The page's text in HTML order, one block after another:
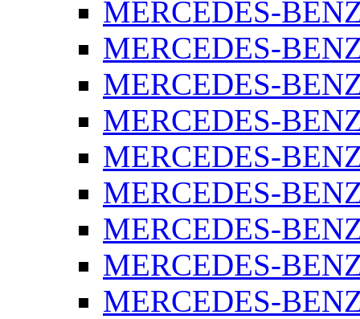
MERCEDES-
MERCEDES-
MERCEDES-
MERCEDES-
MERCEDES-
MERCEDES-
MERCEDES-
MERCEDES-
MERCEDES-